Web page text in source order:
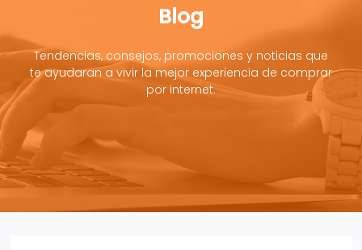
Blog
Tendencias, consejos, promociones y noticias que
te ayudaran a vivir la mejor experiencia de comprar
por internet.